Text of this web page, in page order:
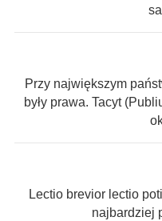
Przy największym
były prawa. Tacyt
Lectio brevior lectio
najbardziej